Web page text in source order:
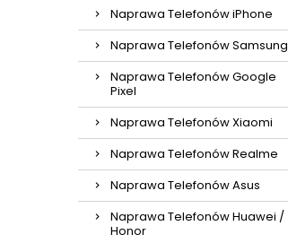
Naprawa Telefonów iPhone
Naprawa Telefonów Samsung
Naprawa Telefonów Google
Pixel
Naprawa Telefonów Xiaomi
Naprawa Telefonów Realme
Naprawa Telefonów Asus
Naprawa Telefonów Huawei /
Honor